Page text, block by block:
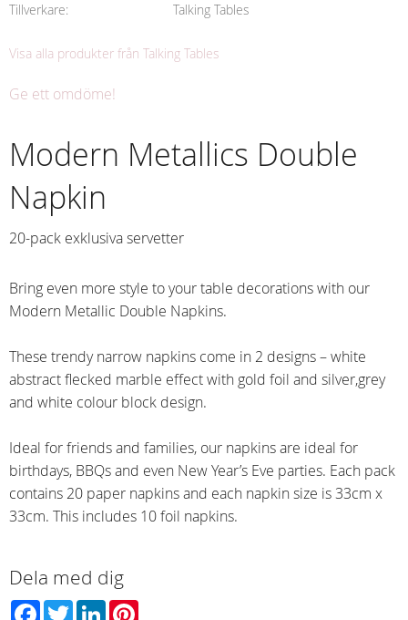
Tillverkare
Talking Tables
Visa alla produkter från Talking Tables
Ge ett omdöme!
Modern Metallics Double
Napkin
20-pack exklusiva servetter
Bring even more style to your table decorations with our
Modern Metallic Double Napkins.
These trendy narrow napkins come in 2 designs – white
abstract flecked marble effect with gold foil and silver,grey
and white colour block design.
Ideal for friends and families, our napkins are ideal for
birthdays, BBQs and even New Year’s Eve parties. Each pack
contains 20 paper napkins and each napkin size is 33cm x
33cm. This includes 10 foil napkins.
Dela med dig
Facebook
TwitterLinkedIn